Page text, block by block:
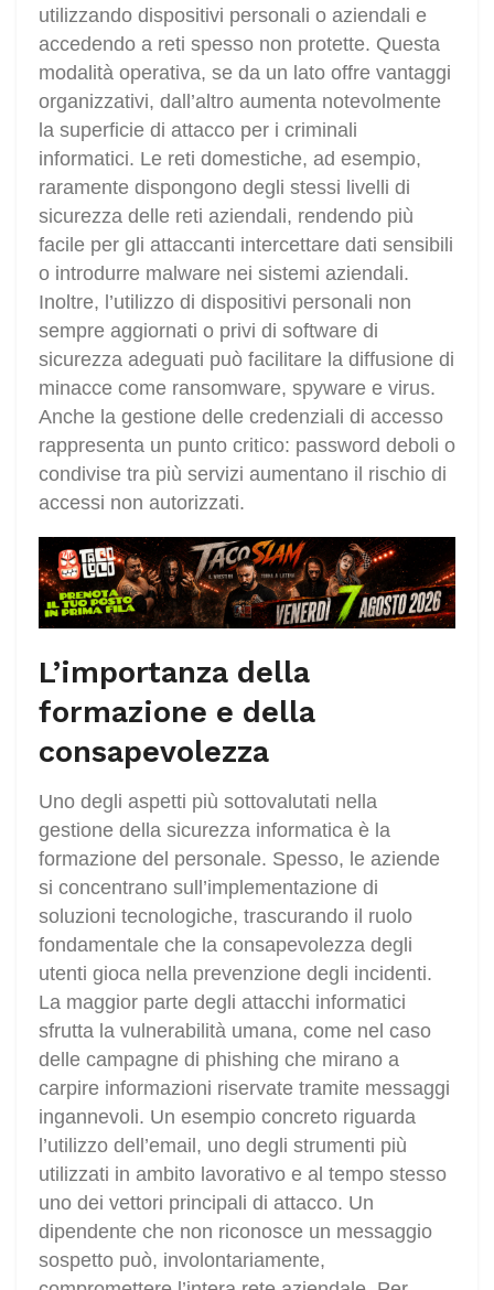
utilizzando dispositivi personali o aziendali e
accedendo a reti spesso non protette. Questa
modalità operativa, se da un lato offre vantaggi
organizzativi, dall’altro aumenta notevolmente
la superficie di attacco per i criminali
informatici. Le reti domestiche, ad esempio,
raramente dispongono degli stessi livelli di
sicurezza delle reti aziendali, rendendo più
facile per gli attaccanti intercettare dati sensibili
o introdurre malware nei sistemi aziendali.
Inoltre, l’utilizzo di dispositivi personali non
sempre aggiornati o privi di software di
sicurezza adeguati può facilitare la diffusione di
minacce come ransomware, spyware e virus.
Anche la gestione delle credenziali di accesso
rappresenta un punto critico: password deboli o
condivise tra più servizi aumentano il rischio di
accessi non autorizzati.
L’importanza della
formazione e della
consapevolezza
Uno degli aspetti più sottovalutati nella
gestione della sicurezza informatica è la
formazione del personale. Spesso, le aziende
si concentrano sull’implementazione di
soluzioni tecnologiche, trascurando il ruolo
fondamentale che la consapevolezza degli
utenti gioca nella prevenzione degli incidenti.
La maggior parte degli attacchi informatici
sfrutta la vulnerabilità umana, come nel caso
delle campagne di phishing che mirano a
carpire informazioni riservate tramite messaggi
ingannevoli. Un esempio concreto riguarda
l’utilizzo dell’email, uno degli strumenti più
utilizzati in ambito lavorativo e al tempo stesso
uno dei vettori principali di attacco. Un
dipendente che non riconosce un messaggio
sospetto può, involontariamente,